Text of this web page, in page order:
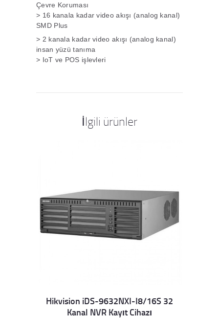
Çevre Koruması
> 16 kanala kadar video akışı (analog kanal)
SMD Plus
> 2 kanala kadar video akışı (analog kanal)
insan yüzü tanıma
> IoT ve POS işlevleri
İlgili ürünler
Details
Hikvision iDS-9632NXI-I8/16S 32
Kanal NVR Kayıt Cihazı